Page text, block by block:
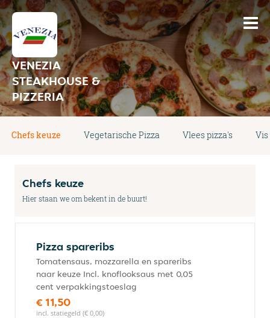
VENEZIA
STEAKHOUSE &
PIZZERIA
Chefs keuze Vegetarische Pizza Vlees pizza's Vis
Chefs keuze
Hier staan we om bekent in de buurt!
Pizza spareribs
Tomatensaus, mozzarella en spareribs
naar keuze Incl. knoflooksaus met 0,05
cent verpakkingstoeslag
€ 11,50
incl. statiegeld (€ 0,00)